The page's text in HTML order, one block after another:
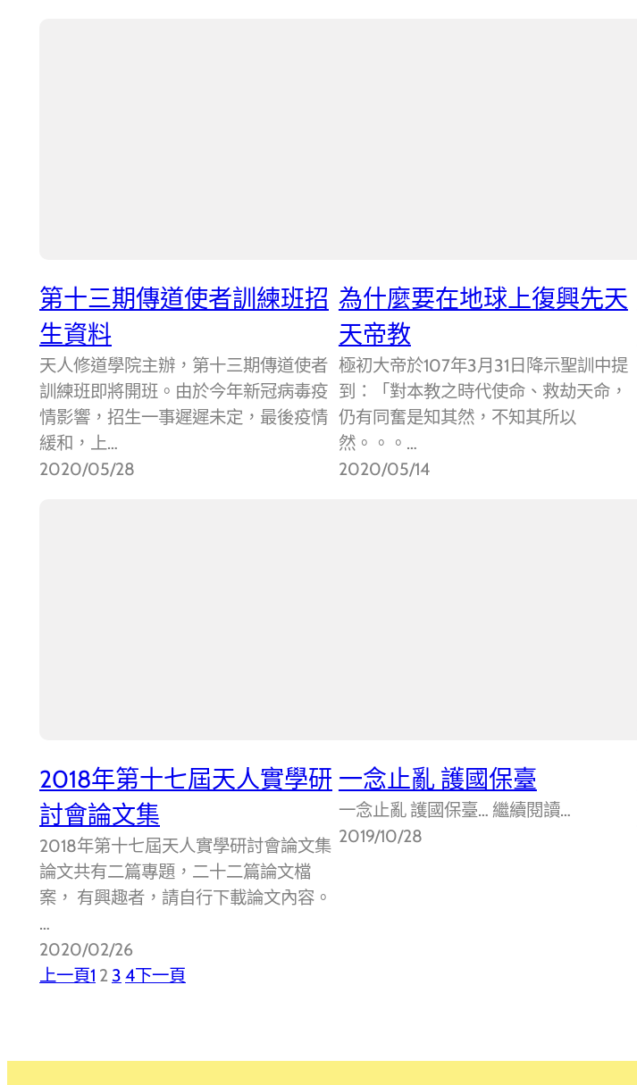
第十三期傳道使者訓練班招
生資料
天人修道學院主辦，第十三期傳道使者
訓練班即將開班。由於今年新冠病毒疫
情影響，招生一事遲遲未定，最後疫情
緩和，上…
2020/05/28
為什麼要在地球上復興先天
天帝教
極初大帝於107年3月31日降示聖訓中提
到：「對本教之時代使命、救劫天命，
仍有同奮是知其然，不知其所以
然。。。…
2020/05/14
2018年第十七屆天人實學研
討會論文集
2018年第十七屆天人實學研討會論文集
論文共有二篇專題，二十二篇論文檔
案， 有興趣者，請自行下載論文內容。
…
2020/02/26
一念止亂 護國保臺
一念止亂 護國保臺… 繼續閱讀…
2019/10/28
上一頁1 2 3 4下一頁